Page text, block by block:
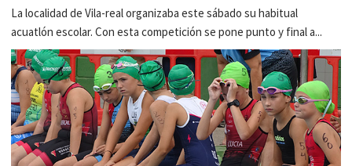
La localidad de Vila-real organizaba este sábado su habitual
acuatlón escolar. Con esta competición se pone punto y final a...